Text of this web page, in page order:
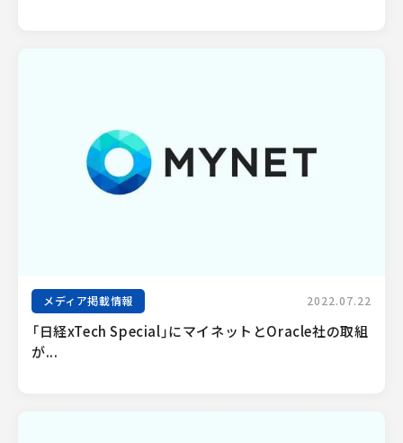
メディア掲載情報 2022.07.22
「日経xTech Special」にマイネットとOracle社の取組
が...